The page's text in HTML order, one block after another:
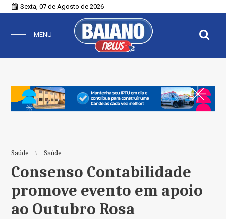
Sexta, 07 de Agosto de 2026
MENU
Saúde Saúde
Consenso Contabilidade
promove evento em apoio
ao Outubro Rosa